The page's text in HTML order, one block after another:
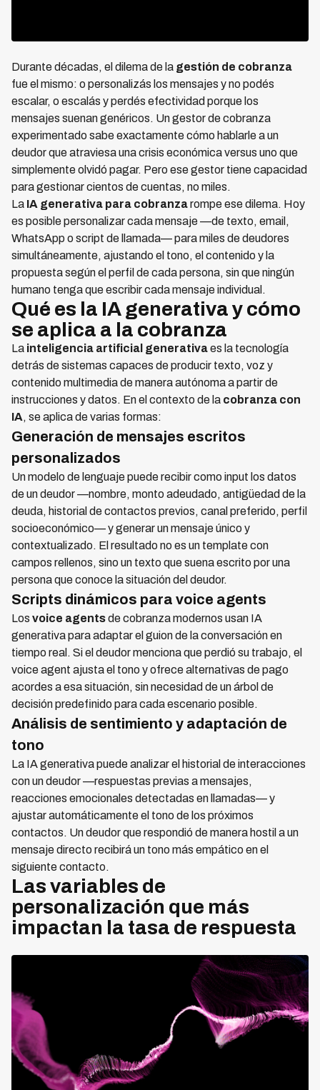
Durante décadas, el dilema de la gestión de cobranza
fue el mismo: o personalizás los mensajes y no podés
escalar, o escalás y perdés efectividad porque los
mensajes suenan genéricos. Un gestor de cobranza
experimentado sabe exactamente cómo hablarle a un
deudor que atraviesa una crisis económica versus uno que
simplemente olvidó pagar. Pero ese gestor tiene capacidad
para gestionar cientos de cuentas, no miles.
La IA generativa para cobranzarompe ese dilema. Hoy
es posible personalizar cada mensaje —de texto, email,
WhatsApp o script de llamada— para miles de deudores
simultáneamente, ajustando el tono, el contenido y la
propuesta según el perfil de cada persona, sin que ningún
humano tenga que escribir cada mensaje individual.
Qué es la IA generativa y cómo
se aplica a la cobranza
La inteligencia artificial generativaes la tecnología
detrás de sistemas capaces de producir texto, voz y
contenido multimedia de manera autónoma a partir de
instrucciones y datos. En el contexto de la cobranza con
IA, se aplica de varias formas:
Generación de mensajes escritos
personalizados
Un modelo de lenguaje puede recibir como input los datos
de un deudor —nombre, monto adeudado, antigüedad de la
deuda, historial de contactos previos, canal preferido, perfil
socioeconómico— y generar un mensaje único y
contextualizado. El resultado no es un template con
campos rellenos, sino un texto que suena escrito por una
persona que conoce la situación del deudor.
Scripts dinámicos para voice agents
Los voice agentsde cobranza modernos usan IA
generativa para adaptar el guion de la conversación en
tiempo real. Si el deudor menciona que perdió su trabajo, el
voice agent ajusta el tono y ofrece alternativas de pago
acordes a esa situación, sin necesidad de un árbol de
decisión predefinido para cada escenario posible.
Análisis de sentimiento y adaptación de
tono
La IA generativa puede analizar el historial de interacciones
con un deudor —respuestas previas a mensajes,
reacciones emocionales detectadas en llamadas— y
ajustar automáticamente el tono de los próximos
contactos. Un deudor que respondió de manera hostil a un
mensaje directo recibirá un tono más empático en el
siguiente contacto.
Las variables de
personalización que más
impactan la tasa de respuesta